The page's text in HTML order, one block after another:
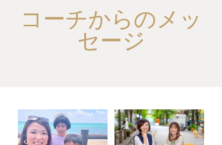
コーチからのメッ
セージ